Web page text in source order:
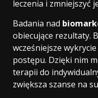
leczenia i zmniejszyć
Badania nad
obiecujące rezultaty.
wcześniejsze
postępu. Dzięki nim
terapii do
zwiększa szanse na